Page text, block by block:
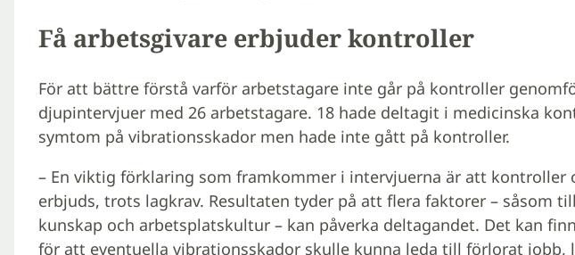
Få arbetsgivare erbjuder kontroller
För att bättre förstå varför arbetstagare inte går på kontroller
djupintervjuer med 26 arbetstagare. 18 hade deltagit i medicinska
symtom på vibrationsskador men hade inte gått på kontroller.
– En viktig förklaring som framkommer i intervjuerna är att kontroller
erbjuds, trots lagkrav. Resultaten tyder på att flera faktorer – såsom
kunskap och arbetsplatskultur – kan påverka deltagandet. Det kan
för att eventuella vibrationsskador skulle kunna leda till förlorat jobb,